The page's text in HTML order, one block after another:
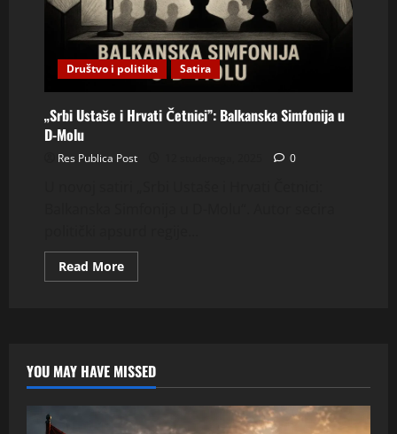
Društvo i politika Satira
„Srbi Ustaše i Hrvati Četnici”: Balkanska Simfonija u
D-Molu
Res Publica Post 0
Read MoreRead
more
Balkanska
Simfonija
u
D-
YOU MAY HAVE MISSED